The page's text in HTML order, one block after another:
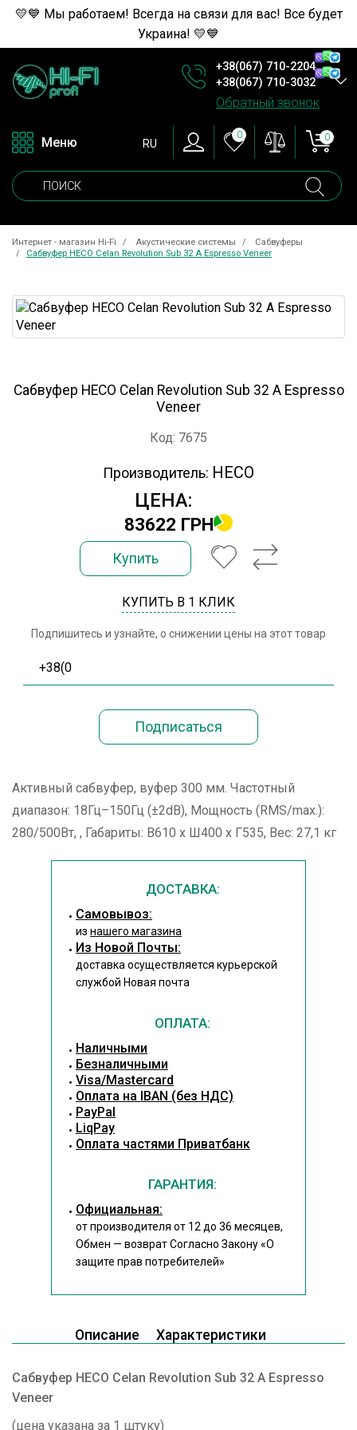
💛💙 Мы работаем! Всегда на связи для вас! Все будет
Украина! 💛💙
+38(067) 710-2204
+38(067) 710-3032
Обратный звонок
Меню RU
0 0
Интернет - магазин Hi-Fi Акустические системы
Сабвуферы
Сабвуфер HECO Celan Revolution Sub 32 A Espresso Veneer
Сабвуфер HECO Celan Revolution Sub 32 A Espresso
Veneer
Код: 7675
Производитель: HECO
ЦЕНА:
83622 ГРН
Купить
КУПИТЬ В 1 КЛИК
Подпишитесь и узнайте, о снижении цены на этот товар
Активный сабвуфер, вуфер 300 мм. Частотный
диапазон: 18Гц–150Гц (±2dB), Мощность (RMS/max.):
280/500Вт, , Габариты: В610 x Ш400 x Г535, Вес: 27,1 кг
ДОСТАВКА:
Cамовывоз:
из нашего магазина
Из Новой Почты:
доставка осуществляется курьерской
службой Новая почта
ОПЛАТА:
Наличными
Безналичными
Visa/Mastercard
Оплата на IBAN (без НДС)
PayPal
LiqPay
Оплата частями Приватбанк
ГАРАНТИЯ:
Официальная:
от производителя от 12 до 36 месяцев,
Обмен — возврат Согласно Закону«О
защите прав потребителей»
Описание Характеристики
Сабвуфер HECO Celan Revolution Sub 32 A Espresso
Veneer
(цена указана за 1 штуку)